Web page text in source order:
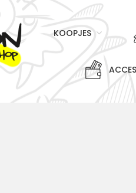
KOOPJES